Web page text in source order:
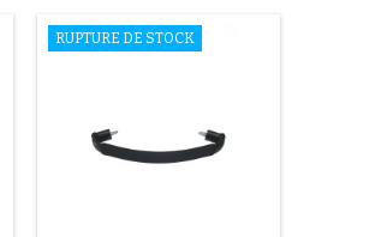
RUPTURE DE STOCK